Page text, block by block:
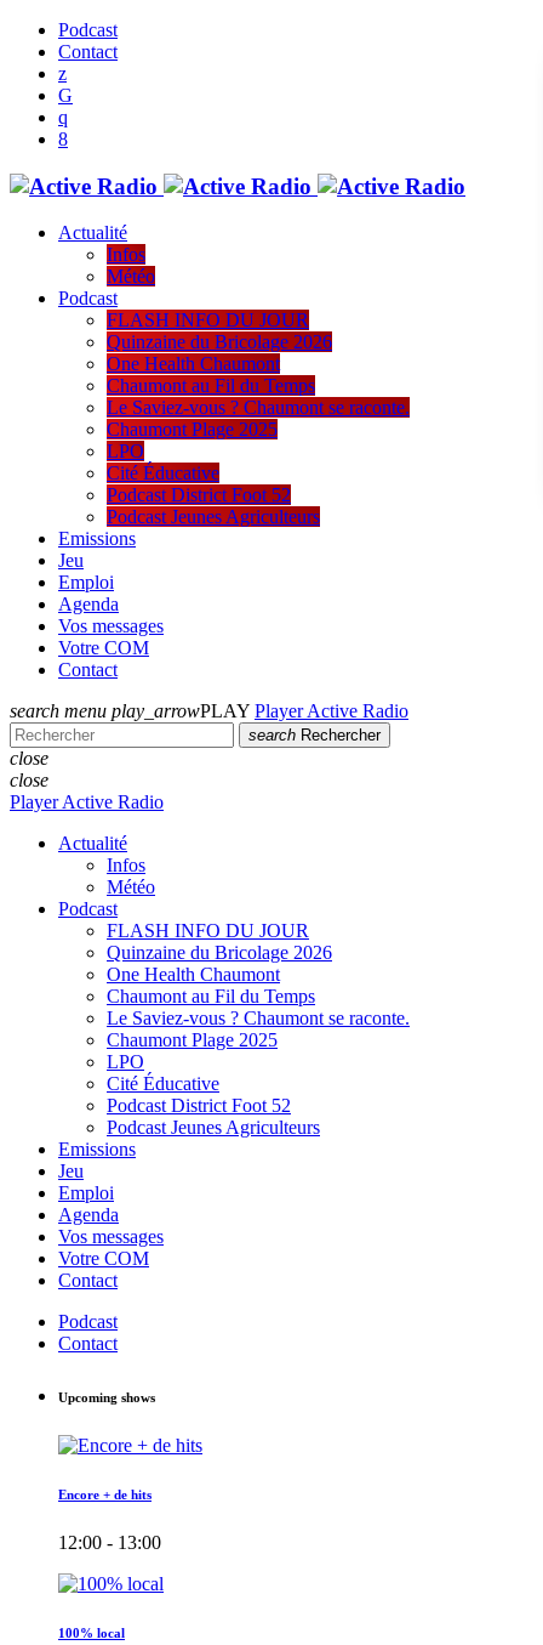
Podcast
Contact
Actualité
Infos
Météo
Podcast
FLASH INFO DU JOUR
Quinzaine du Bricolage 2026
One Health Chaumont
Chaumont au Fil du Temps
Le Saviez-vous ? Chaumont se raconte.
Chaumont Plage 2025
LPO
Cité Éducative
Podcast District Foot 52
Podcast Jeunes Agriculteurs
Emissions
Jeu
Emploi
Agenda
Vos messages
Votre COM
Contact
search menu play_arrowPLAY Player Active Radio
search Rechercher
close
close
Player Active Radio
Actualité
Infos
Météo
Podcast
FLASH INFO DU JOUR
Quinzaine du Bricolage 2026
One Health Chaumont
Chaumont au Fil du Temps
Le Saviez-vous ? Chaumont se raconte.
Chaumont Plage 2025
LPO
Cité Éducative
Podcast District Foot 52
Podcast Jeunes Agriculteurs
Emissions
Jeu
Emploi
Agenda
Vos messages
Votre COM
Contact
Podcast
Contact
Upcoming shows
Encore + de hits
12:00 - 13:00
100% local